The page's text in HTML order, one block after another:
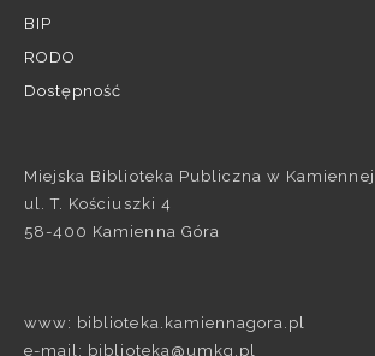
BIP
RODO
Dostępność
Miejska Biblioteka Publiczna w Kamiennej
ul. T. Kościuszki 4
58-400 Kamienna Góra
www: biblioteka.kamiennagora.pl
e-mail: biblioteka@umkg.pl